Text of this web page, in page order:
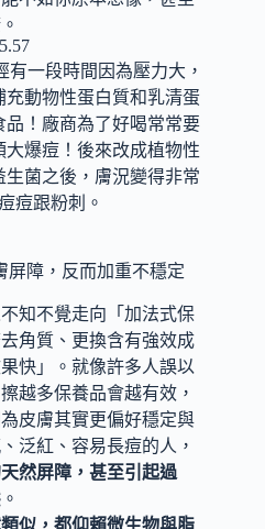
有一段時間因為壓力大，
充動物性蛋白質和乳清蛋
品！廠商為了好喝常常要
爆痘！後來改成植物性
菌之後，膚況變得非常
痘跟粉刺。
屏障，反而加重不穩定
知不覺走向「加法式保
角質、更換含有強效成
快」。就像許多人誤以
越多保養品會越有效，
為皮膚其實更偏好穩定與
泛紅、容易長痘的人，
然屏障，甚至引起過
。